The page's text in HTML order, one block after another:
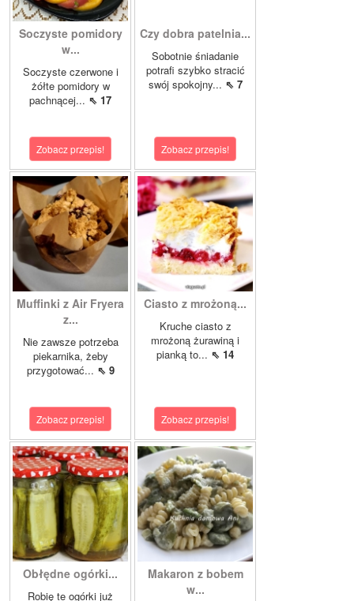
Soczyste pomidory
w...
Soczyste czerwone i
żółte pomidory w
pachnącej... ⇖ 17
Zobacz przepis!
Czy dobra patelnia...
Sobotnie śniadanie
potrafi szybko stracić
swój spokojny... ⇖ 7
Zobacz przepis!
Muffinki z Air Fryera
z...
Nie zawsze potrzeba
piekarnika, żeby
przygotować... ⇖ 9
Zobacz przepis!
Ciasto z mrożoną...
Kruche ciasto z
mrożoną żurawiną i
pianką to... ⇖ 14
Zobacz przepis!
Obłędne ogórki...
Robię te ogórki już
Makaron z bobem
w...